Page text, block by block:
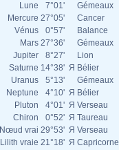
Lune
7°01'
Gémeaux
Mercure 27°05'
Cancer
Vénus
0°57'
Balance
Mars 27°36'
Gémeaux
Jupiter
8°27'
Lion
Saturne 14°38' Я Bélier
Uranus
5°13'
Gémeaux
Neptune
4°10' Я Bélier
Pluton
4°01' Я Verseau
Chiron
0°52' Я Taureau
Nœud vrai 29°53' Я Verseau
Lilith vraie 21°18' Я Capricorne